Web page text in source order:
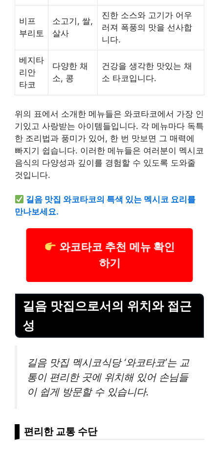
비프
부리토
소고기, 쌀,
살사
진한 소스와 고기가 어우
러져 폭풍의 맛을 선사합
니다.
베지타
리안
타코
다양한 채
소, 콩
건강을 생각한 맛있는 채
소 타코입니다.
위의 표에서 소개한 메뉴들은 와코타코에서 가장 인
기있고 사랑받는 아이템들입니다. 각 메뉴마다 독특
한 조리법과 풍미가 있어, 한 번 맛보면 그 매력에
빠지기 쉽습니다. 이러한 메뉴들은 여러분이 멕시코
음식의 다양성과 깊이를 경험할 수 있도록 도와줄
것입니다.
길음 맛집 와코타코의 특색 있는 멕시코 요리를
만나보세요.
와코타코 추천 메뉴 확인
하기
길음 맛집으로서의 위치와 접근
성
길음 맛집 멕시코식당 ‘와코타코’는 교
통이 편리한 곳에 위치해 있어 손님들
이 쉽게 방문할 수 있습니다.
편리한 교통 수단